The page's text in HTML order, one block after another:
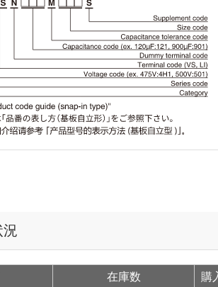
在庫数
購